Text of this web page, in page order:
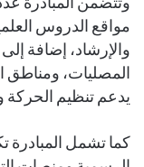
وتتضمن المبادرة
مواقع الدروس
والإرشاد، إضافة
المصليات، ومناطق
يدعم تنظيم الحركة
كما تشمل المبادرة